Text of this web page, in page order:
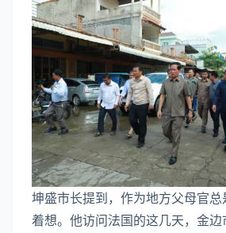
坤盛市长提到，作为地方父母官
着想。他访问法国的这几天，金